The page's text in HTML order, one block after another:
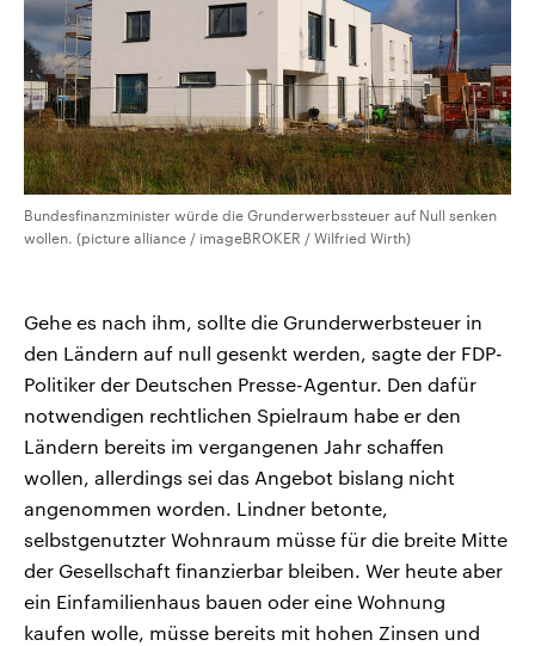
Bundesfinanzminister würde die Grunderwerbssteuer auf Null senken
wollen. (picture alliance / imageBROKER / Wilfried Wirth)
Gehe es nach ihm, sollte die Grunderwerbsteuer in
den Ländern auf null gesenkt werden, sagte der FDP-
Politiker der Deutschen Presse-Agentur. Den dafür
notwendigen rechtlichen Spielraum habe er den
Ländern bereits im vergangenen Jahr schaffen
wollen, allerdings sei das Angebot bislang nicht
angenommen worden. Lindner betonte,
selbstgenutzter Wohnraum müsse für die breite Mitte
der Gesellschaft finanzierbar bleiben. Wer heute aber
ein Einfamilienhaus bauen oder eine Wohnung
kaufen wolle, müsse bereits mit hohen Zinsen und